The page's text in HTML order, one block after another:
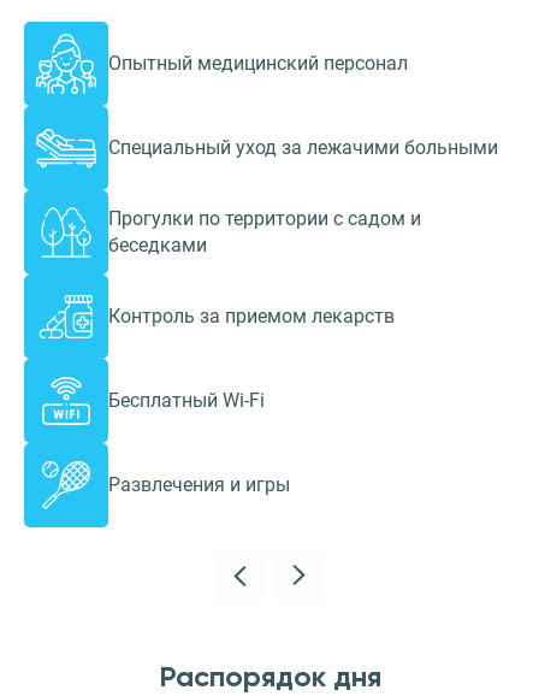
Опытный медицинский персонал
Специальный уход за лежачими больными
Прогулки по территории с садом и
беседками
Контроль за приемом лекарств
Бесплатный Wi-Fi
Развлечения и игры
Распорядок дня